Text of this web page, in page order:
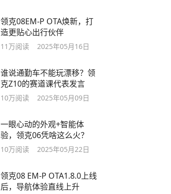
领克08EM-P OTA焕新，打
造更贴心出行伙伴
11万阅读 2025年05月16日
谁说通勤车不能玩漂移？领
克Z10的赛道课代表发言
10万阅读 2025年05月09日
一眼心动的外观+智能体
验，领克06凭啥这么火？
10万阅读 2025年05月22日
领克08 EM-P OTA1.8.0上线
后，导航体验直线上升